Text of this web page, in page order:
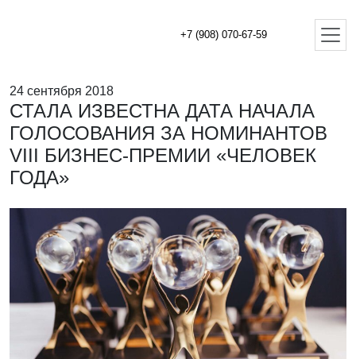
+7 (908) 070-67-59
24 сентября 2018
СТАЛА ИЗВЕСТНА ДАТА НАЧАЛА
ГОЛОСОВАНИЯ ЗА НОМИНАНТОВ
VIII БИЗНЕС-ПРЕМИИ «ЧЕЛОВЕК
ГОДА»